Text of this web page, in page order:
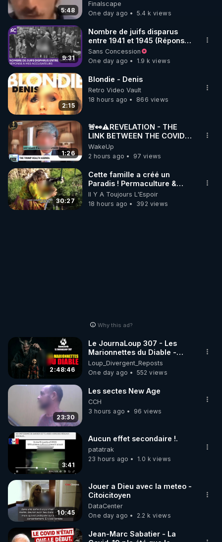
de bien-être ENVOL :
Rendez-vous sur https://www.envol.app/code
le code : REGENERE
5:48
de CNews !
Finalscape
One day ago
5.4 k views
9:31
Nombre de juifs disparus
entre 1941 et 1945 (Réponse
à mes accusateurs)
Sans Concession
One day ago
1.9 k views
2:15
Blondie - Denis
Retro Video Vault
18 hours ago
866 views
1:26
🚨👀⚠️REVELATION - THE
LINK BETWEEN THE COVID
VACCINE AND CANCER -LIEN
VACCIN COVID ET CANCER
WakeUp
2 hours ago
97 views
30:27
Cette famille a créé un
Paradis ! Permaculture &
Autonomie
Il Y A Toujours L'Espoir
18 hours ago
392 views
Why this ad?
2:48:46
Le JournaLoup 307 - Les
Marionnettes du Diable -
Loup Divergent 2026.08.07
Loup_Divergent_Reposts
One day ago
552 views
23:30
Les sectes New Age
CCH
3 hours ago
96 views
3:41
Aucun effet secondaire !.
patatrak
23 hours ago
1.0 k views
10:45
Jouer a Dieu avec la meteo -
Citoicitoyen
DataCenter
One day ago
2.2 k views
Jean-Marc Sabatier - La